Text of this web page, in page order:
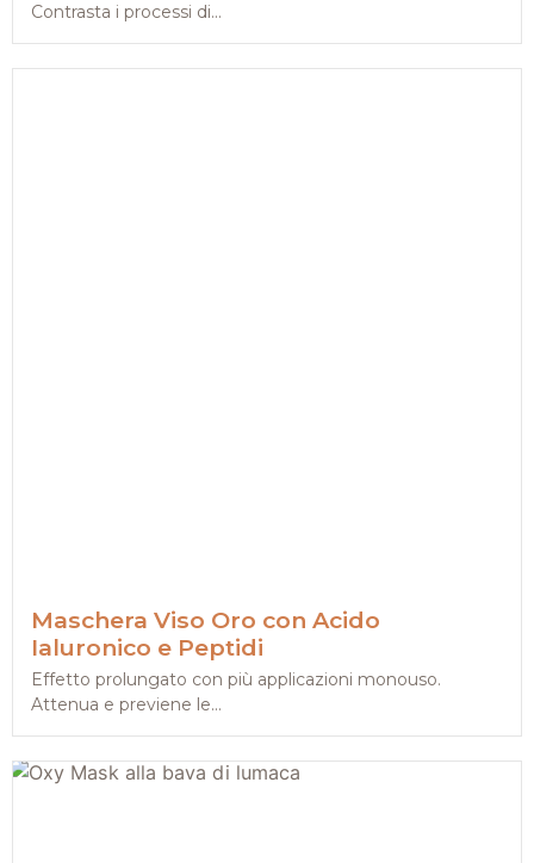
Contrasta i processi di...
Maschera Viso Oro con Acido
Ialuronico e Peptidi
Effetto prolungato con più applicazioni monouso.
Attenua e previene le...